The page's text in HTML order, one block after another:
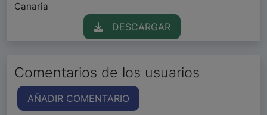
Canaria
DESCARGAR
Comentarios de los usuarios
AÑADIR COMENTARIO